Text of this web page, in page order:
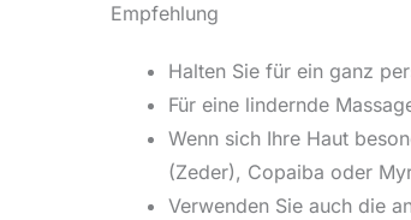
Empfehlung
Halten Sie für ein ganz
Für eine lindernde
Wenn sich Ihre Haut
(Zeder), Copaiba oder
Verwenden Sie auch die